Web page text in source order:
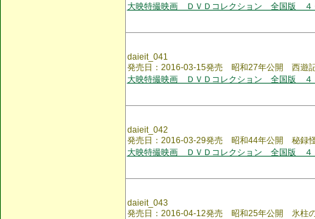
大映特撮映画 ＤＶＤコレクション 全国版 ４
daieit_041
発売日：2016-03-15発売 昭和27年公開 西遊
大映特撮映画 ＤＶＤコレクション 全国版 ４
daieit_042
発売日：2016-03-29発売 昭和44年公開 秘録
大映特撮映画 ＤＶＤコレクション 全国版 ４
daieit_043
発売日：2016-04-12発売 昭和25年公開 氷柱